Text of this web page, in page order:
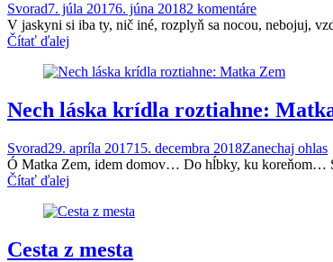
Svorad7. júla 20176. júna 20182 komentáre
V jaskyni si iba ty, nič iné, roz­plyň sa nocou, nebo­juj,
Čítať ďalej
Nech láska krídla roztiahne:
Svorad29. apríla 201715. decembra 2018Zanechaj ohlas
Ó Mat­ka Zem, idem domov… Do hĺbky, ku koreňom…
Čítať ďalej
Cesta z mesta